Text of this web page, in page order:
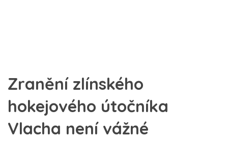
Zranění zlínského
hokejového útočníka
Vlacha není vážné